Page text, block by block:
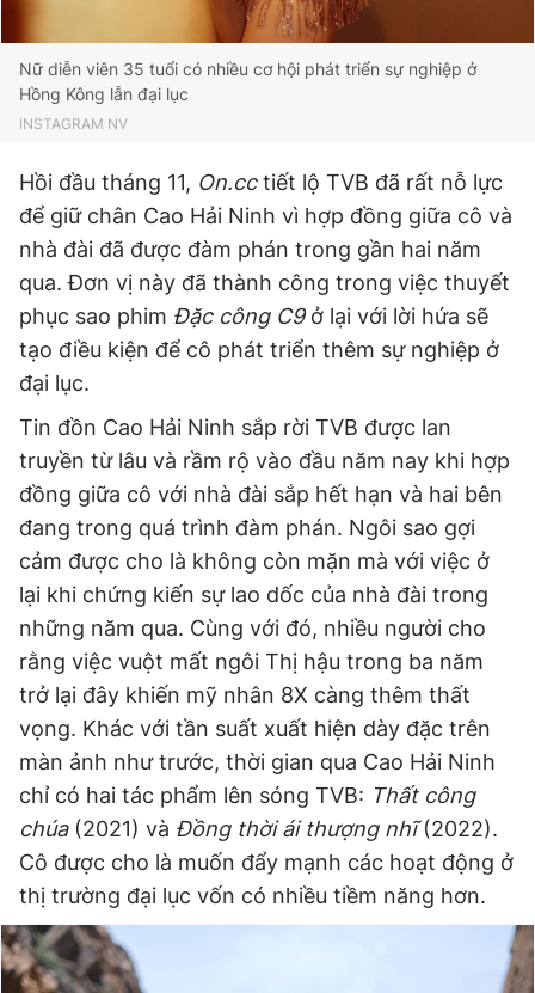
Nữ diễn viên 35 tuổi có nhiều cơ hội phát triển sự nghiệp ở
Hồng Kông lẫn đại lục
INSTAGRAM NV
Hồi đầu tháng 11, On.cctiết lộ TVB đã rất nỗ lực
để giữ chân Cao Hải Ninh vì hợp đồng giữa cô và
nhà đài đã được đàm phán trong gần hai năm
qua. Đơn vị này đã thành công trong việc thuyết
phục sao phim Đặc công C9ở lại với lời hứa sẽ
tạo điều kiện để cô phát triển thêm sự nghiệp ở
đại lục.
Tin đồn Cao Hải Ninh sắp rời TVB được lan
truyền từ lâu và rầm rộ vào đầu năm nay khi hợp
đồng giữa cô với nhà đài sắp hết hạn và hai bên
đang trong quá trình đàm phán. Ngôi sao gợi
cảm được cho là không còn mặn mà với việc ở
lại khi chứng kiến sự lao dốc của nhà đài trong
những năm qua. Cùng với đó, nhiều người cho
rằng việc vuột mất ngôi Thị hậu trong ba năm
trở lại đây khiến mỹ nhân 8X càng thêm thất
vọng. Khác với tần suất xuất hiện dày đặc trên
màn ảnh như trước, thời gian qua Cao Hải Ninh
chỉ có hai tác phẩm lên sóng TVB: Thất công
chúa(2021) và Đồng thời ái thượng nhĩ(2022).
Cô được cho là muốn đẩy mạnh các hoạt động ở
thị trường đại lục vốn có nhiều tiềm năng hơn.